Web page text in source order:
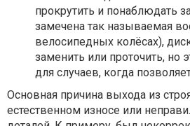
прокрутить и понаблюдать
замечена так называемая
велосипедных колёсах),
заменить или проточить, но
для случаев, когда
Основная причина выхода из
естественном износе или